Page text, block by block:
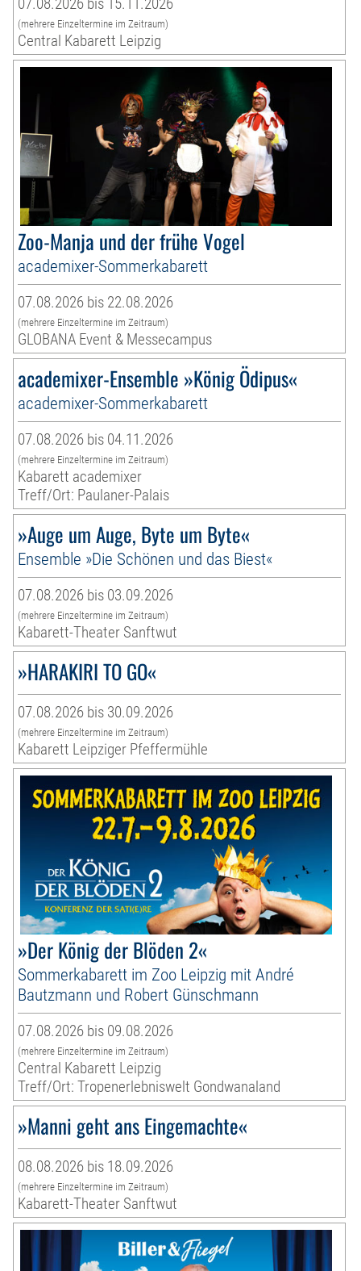
07.08.2026 bis 15.11.2026
(mehrere Einzeltermine im Zeitraum)
Central Kabarett Leipzig
Zoo-Manja und der frühe Vogel
academixer-Sommerkabarett
07.08.2026 bis 22.08.2026
(mehrere Einzeltermine im Zeitraum)
GLOBANA Event & Messecampus
academixer-Ensemble »König Ödipus«
academixer-Sommerkabarett
07.08.2026 bis 04.11.2026
(mehrere Einzeltermine im Zeitraum)
Kabarett academixer
Treff/Ort: Paulaner-Palais
»Auge um Auge, Byte um Byte«
Ensemble »Die Schönen und das Biest«
07.08.2026 bis 03.09.2026
(mehrere Einzeltermine im Zeitraum)
Kabarett-Theater Sanftwut
»HARAKIRI TO GO«
07.08.2026 bis 30.09.2026
(mehrere Einzeltermine im Zeitraum)
Kabarett Leipziger Pfeffermühle
»Der König der Blöden 2«
Sommerkabarett im Zoo Leipzig mit André
Bautzmann und Robert Günschmann
07.08.2026 bis 09.08.2026
(mehrere Einzeltermine im Zeitraum)
Central Kabarett Leipzig
Treff/Ort: Tropenerlebniswelt Gondwanaland
»Manni geht ans Eingemachte«
08.08.2026 bis 18.09.2026
(mehrere Einzeltermine im Zeitraum)
Kabarett-Theater Sanftwut